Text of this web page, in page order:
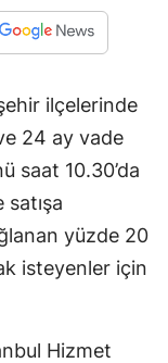
ilçelerinde
24 ay vade
saat 10.30’da
yüzde 20
isteyenler için
Hizmet